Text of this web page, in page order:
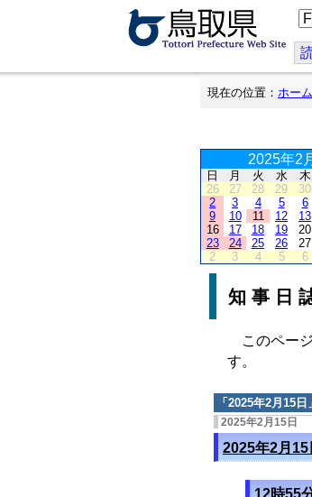
こ
の
ジ
を
翻
現在の位置： ホーム
2025年2
日 月 火 水 木
26
27 28 29 30
2
3 4 5 6
9
10 11 12 13
16
17 18 19 20
23
24 25 26 27
2
3 4 5 6
知事日
このページ
す。
「 2025年2月15日
2025年2月15日
2025年2月15
12時55